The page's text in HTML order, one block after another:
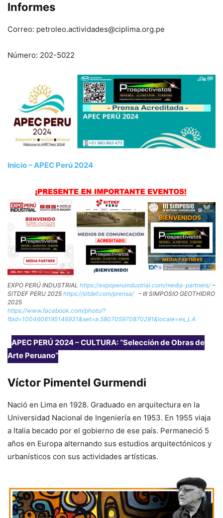
Informes
Correo: petroleo.actividades@ciplima.org.pe
Número: 202-5022
Inicio – APEC Perú 2024
EXPO PERÚ INDUSTRIAL https://expoperuindustrial.com/media-partners/–
SITDEF PERU 2025 https://sitdef.com/prensa/– III SIMPOSIO GEOTHIDRO
2025
https://www.facebook.com/photo/?
fbid=1004606195146931&set=a.580705970870291&locale=es_LA
APEC PERÚ 2024 – CULTURA: “Selección de Obras de
Arte Peruano”
Víctor Pimentel Gurmendi
Nació en Lima en 1928. Graduado en arquitectura en la
Universidad Nacional de Ingeniería en 1953. En 1955 viaja
a Italia becado por el gobierno de ese país. Permaneció 5
años en Europa alternando sus estudios arquitectónicos y
urbanísticos con sus actividades artísticas.